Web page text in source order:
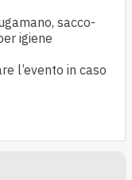
sacco-
igiene
l’evento in caso